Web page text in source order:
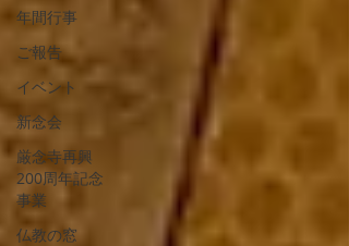
年間行事
ご報告
イベント
新念会
厳念寺再興
200周年記念
事業
仏教の窓